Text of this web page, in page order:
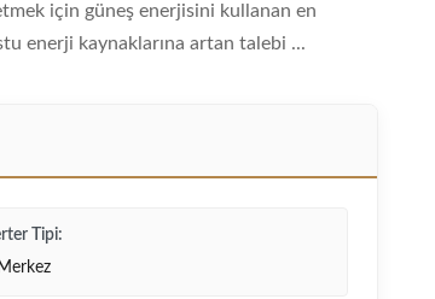
için güneş enerjisini kullanan en
enerji kaynaklarına artan talebi ...
Tipi: